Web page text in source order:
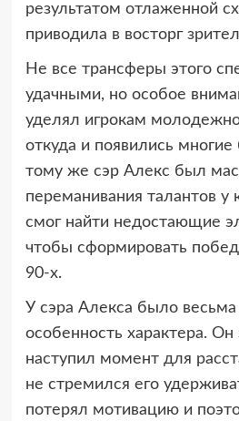
результатом отлаженной
приводила в восторг
Не все трансферы этого
удачными, но особое
уделял игрокам
откуда и появились
тому же сэр Алекс был
переманивания талантов у
смог найти недостающие
чтобы сформировать
90-х.
У сэра Алекса было весьма
особенность характера. Он
наступил момент для
не стремился его
потерял мотивацию и